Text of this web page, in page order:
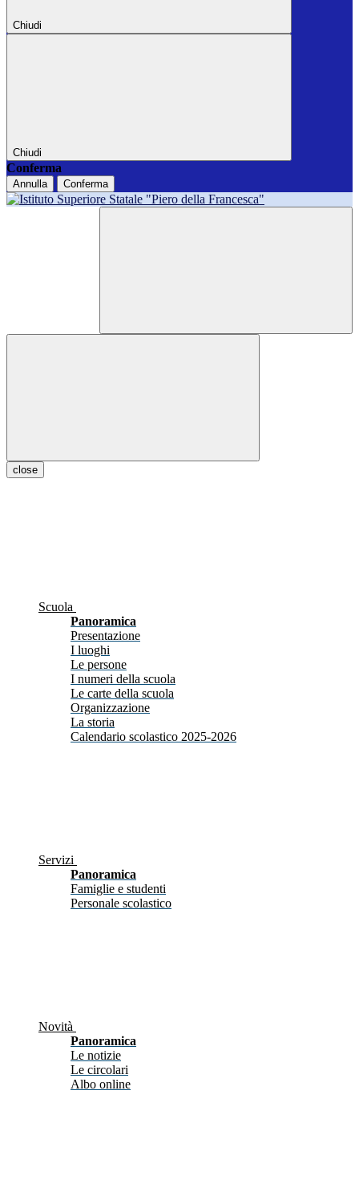
Chiudi
Chiudi
Conferma
Annulla Conferma
close
Scuola
Panoramica
Presentazione
I luoghi
Le persone
I numeri della scuola
Le carte della scuola
Organizzazione
La storia
Calendario scolastico 2025-2026
Servizi
Panoramica
Famiglie e studenti
Personale scolastico
Novità
Panoramica
Le notizie
Le circolari
Albo online